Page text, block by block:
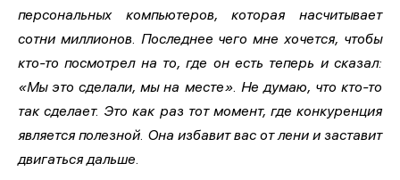
персональных компьютеров, которая насчитывает
сотни миллионов. Последнее чего мне хочется, чтобы
кто-то посмотрел на то, где он есть теперь и сказал:
«Мы это сделали, мы на месте». Не думаю, что кто-то
так сделает. Это как раз тот момент, где конкуренция
является полезной. Она избавит вас от лени и заставит
двигаться дальше.